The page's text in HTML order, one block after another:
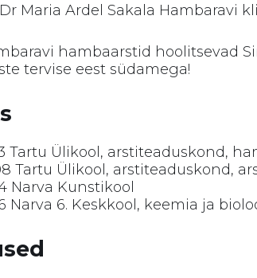
Maria Ardel Sakala Hambaravi
hambaarstid hoolitsevad
tervise eest südamega!
Tartu Ülikool, arstiteaduskond,
Tartu Ülikool, arstiteaduskond,
Narva Kunstikool
Narva 6. Keskkool, keemia ja